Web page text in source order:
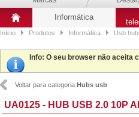
Informática
Início Produtos Informática Usb
Info: O seu browser não aceita
Voltar para categoria Hubs usb
UA0125 - HUB USB 2.0 10P